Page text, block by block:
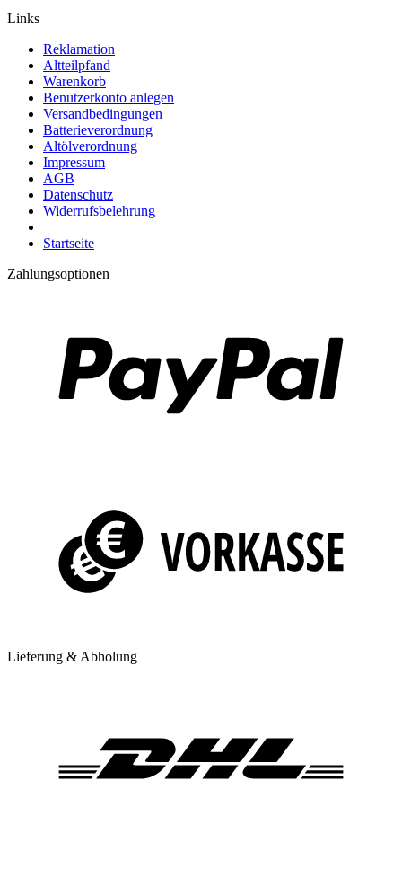
Links
Reklamation
Altteilpfand
Warenkorb
Benutzerkonto anlegen
Versandbedingungen
Batterieverordnung
Altölverordnung
Impressum
AGB
Datenschutz
Widerrufsbelehrung
Startseite
Zahlungsoptionen
Lieferung & Abholung